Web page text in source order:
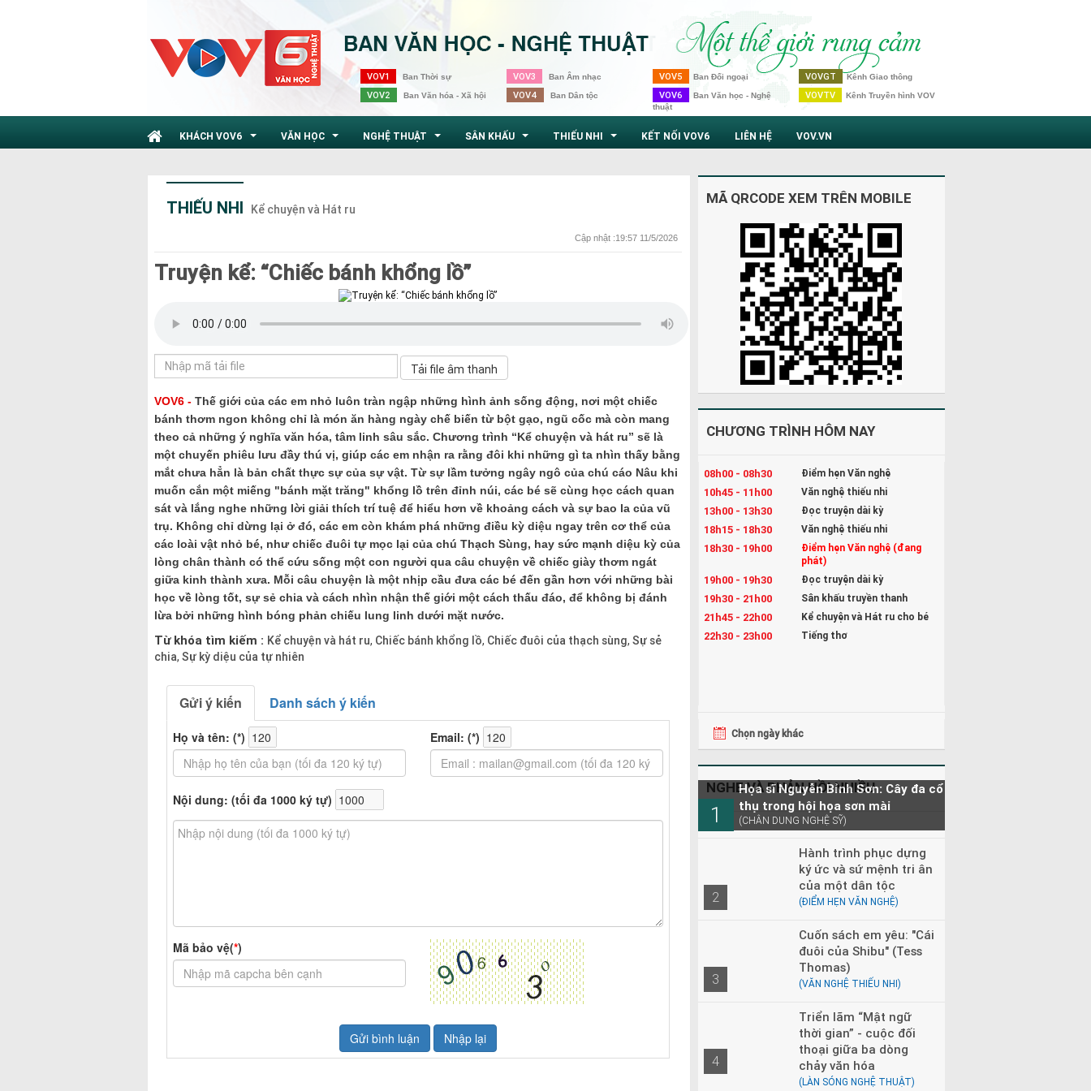
VOV1 Ban Thời sự
VOV2 Ban Văn hóa - Xã hội
VOV3 Ban Âm nhạc
VOV4 Ban Dân tộc
VOV5 Ban Đối ngoại
VOV6 Ban Văn học - Nghệ
thuật
VOVGT Kênh Giao thông
VOVTV Kênh Truyền hình VOV
KHÁCH VOV6 VĂN HỌC NGHỆ THUẬT SÂN KHẤU THIẾU NHI KẾT NỐI VOV6 LIÊN HỆ VOV.VN
THIẾU NHI Kể chuyện và Hát ru
Cập nhật :19:57 11/5/2026
Truyện kể: “Chiếc bánh khổng lồ”
VOV6 - Thế giới của các em nhỏ luôn tràn ngập những hình ảnh sống động, nơi một chiếc
bánh thơm ngon không chỉ là món ăn hàng ngày chế biến từ bột gạo, ngũ cốc mà còn mang
theo cả những ý nghĩa văn hóa, tâm linh sâu sắc. Chương trình “Kể chuyện và hát ru” sẽ là
một chuyến phiêu lưu đầy thú vị, giúp các em nhận ra rằng đôi khi những gì ta nhìn thấy bằng
mắt chưa hẳn là bản chất thực sự của sự vật. Từ sự lầm tưởng ngây ngô của chú cáo Nâu khi
muốn cắn một miếng "bánh mặt trăng" khổng lồ trên đỉnh núi, các bé sẽ cùng học cách quan
sát và lắng nghe những lời giải thích trí tuệ để hiểu hơn về khoảng cách và sự bao la của vũ
trụ. Không chỉ dừng lại ở đó, các em còn khám phá những điều kỳ diệu ngay trên cơ thể của
các loài vật nhỏ bé, như chiếc đuôi tự mọc lại của chú Thạch Sùng, hay sức mạnh diệu kỳ của
lòng chân thành có thể cứu sống một con người qua câu chuyện về chiếc giày thơm ngát
giữa kinh thành xưa. Mỗi câu chuyện là một nhịp cầu đưa các bé đến gần hơn với những bài
học về lòng tốt, sự sẻ chia và cách nhìn nhận thế giới một cách thấu đáo, để không bị đánh
lừa bởi những hình bóng phản chiếu lung linh dưới mặt nước.
Từ khóa tìm kiếm : Kể chuyện và hát ru, Chiếc bánh khổng lồ, Chiếc đuôi của thạch sùng, Sự sẻ
chia, Sự kỳ diệu của tự nhiên
MÃ QRCODE XEM TRÊN MOBILE
CHƯƠNG TRÌNH HÔM NAY
08h00 - 08h30 Điểm hẹn Văn nghệ
10h45 - 11h00 Văn nghệ thiếu nhi
13h00 - 13h30 Đọc truyện dài kỳ
18h15 - 18h30 Văn nghệ thiếu nhi
18h30 - 19h00
Điểm hẹn Văn nghệ (đang
phát)
19h00 - 19h30 Đọc truyện dài kỳ
19h30 - 21h00 Sân khấu truyền thanh
21h45 - 22h00 Kể chuyện và Hát ru cho bé
22h30 - 23h00 Tiếng thơ
Chọn ngày khác
NGHE VÀ PHẢN HỒI NHIỀU
1
Họa sĩ Nguyễn Bỉnh Sơn: Cây đa cổ
thụ trong hội họa sơn mài
(CHÂN DUNG NGHỆ SỸ)
2
Hành trình phục dựng
ký ức và sứ mệnh tri ân
của một dân tộc
(ĐIỂM HẸN VĂN NGHỆ)
3
Cuốn sách em yêu: "Cái
đuôi của Shibu" (Tess
Thomas)
(VĂN NGHỆ THIẾU NHI)
4
Triển lãm “Mật ngữ
thời gian” - cuộc đối
thoại giữa ba dòng
chảy văn hóa
(LÀN SÓNG NGHỆ THUẬT)